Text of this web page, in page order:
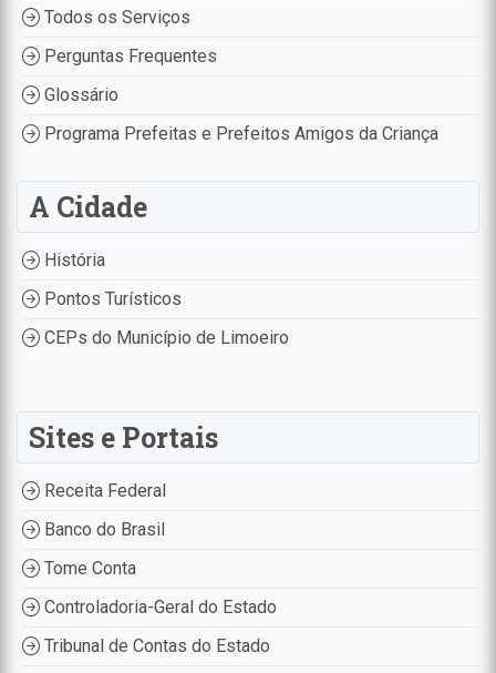
Todos os Serviços
Perguntas Frequentes
Glossário
Programa Prefeitas e Prefeitos Amigos da Criança
A Cidade
História
Pontos Turísticos
CEPs do Município de Limoeiro
Sites e Portais
Receita Federal
Banco do Brasil
Tome Conta
Controladoria-Geral do Estado
Tribunal de Contas do Estado